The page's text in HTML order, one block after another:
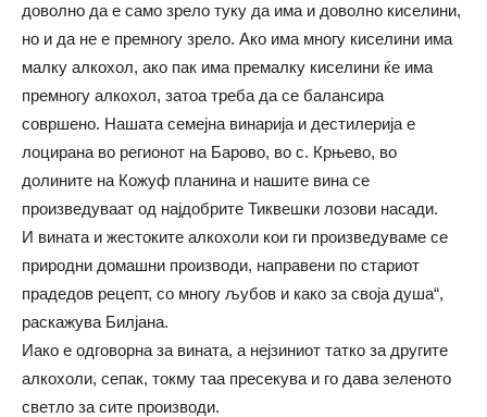
доволно да е само зрело туку да има и доволно киселини,
но и да не е премногу зрело. Ако има многу киселини има
малку алкохол, ако пак има премалку киселини ќе има
премногу алкохол, затоа треба да се балансира
совршено. Нашата семејна винарија и дестилерија е
лоцирана во регионот на Барово, во с. Крњево, во
долините на Кожуф планина и нашите вина се
произведуваат од најдобрите Тиквешки лозови насади.
И вината и жестоките алкохоли кои ги произведуваме се
природни домашни производи, направени по стариот
прадедов рецепт, со многу љубов и како за своја душа“,
раскажува Билјана.
Иако е одговорна за вината, а нејзиниот татко за другите
алкохоли, сепак, токму таа пресекува и го дава зеленото
светло за сите производи.